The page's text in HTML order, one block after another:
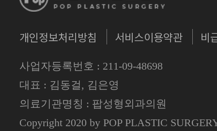
개인정보처리방침 서비스이용약관 비
사업자등록번호 : 211-09-48698
대표 : 김동걸, 김은영
의료기관명칭 : 팝성형외과의원
Copyright 2020 by POP PLASTIC